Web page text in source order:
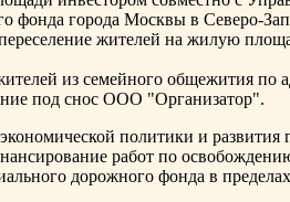
фонда города Москвы в Северо-
жителей на жилую
из семейного общежития по
под снос ООО "Организатор".
политики и
работ по
дорожного фонда в